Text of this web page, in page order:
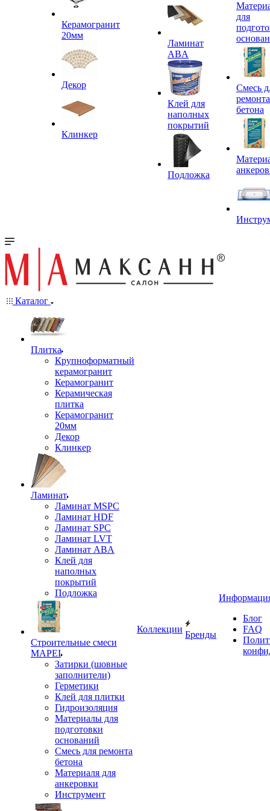
Керамогранит
20мм
Декор
Клинкер
Ламинат
ABA
Клей для
наполных
покрытий
Подложка
для
Смесь
ремонта
бетона
Каталог
Плитка
Крупноформатный
керамогранит
Керамогранит
Керамическая
плитка
Керамогранит
20мм
Декор
Клинкер
Ламинат
Ламинат MSPC
Ламинат HDF
Ламинат SPC
Ламинат LVT
Ламинат ABA
Клей для
наполных
покрытий
Подложка
Строительные смеси
MAPEI
Затирки (шовные
заполнители)
Герметики
Клей для плитки
Гидроизоляция
Материалы для
подготовки
оснований
Смесь для ремонта
бетона
Материаля для
анкеровки
Инструмент
Коллекции
Бренды
Блог
FAQ